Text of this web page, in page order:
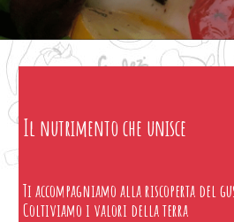
Il nutrimento che unisce
Ti accompagniamo alla riscoperta del
Coltiviamo i valori della terra